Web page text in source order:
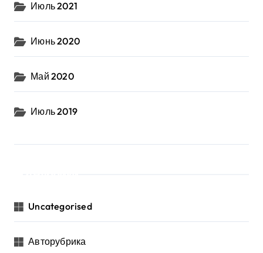
Июль 2021
Июнь 2020
Май 2020
Июль 2019
Uncategorised
Авторубрика